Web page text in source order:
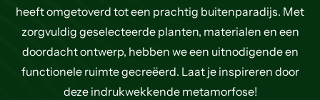
heeft omgetoverd tot een prachtig buitenparadijs. Met
zorgvuldig geselecteerde planten, materialen en een
doordacht ontwerp, hebben we een uitnodigende en
functionele ruimte gecreëerd. Laat je inspireren door
deze indrukwekkende metamorfose!